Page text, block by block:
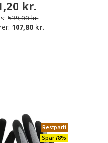
kr.
539,00 kr.
107,80 kr.
Restparti
Spar 78%